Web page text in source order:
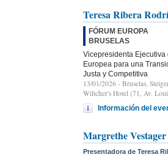
Teresa Ribera
FÓRUM EUROPA
BRUSELAS
Vicepresidenta Ejecutiva
Europea para una
Justa y Competitiva
13/01/2026 - Bruselas,
Wiltcher's Hotel (71, Av.
Información del
Margrethe Vestager
Presentadora de Teresa